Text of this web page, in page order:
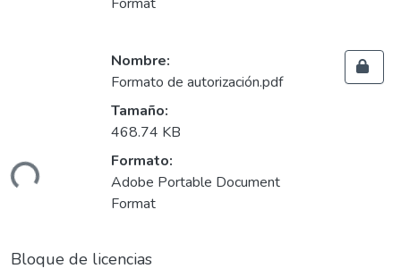
Cargando...
Nombre:
Formato de autorización.pdf
Tamaño:
468.74 KB
Formato:
Adobe Portable Document
Format
Bloque de licencias